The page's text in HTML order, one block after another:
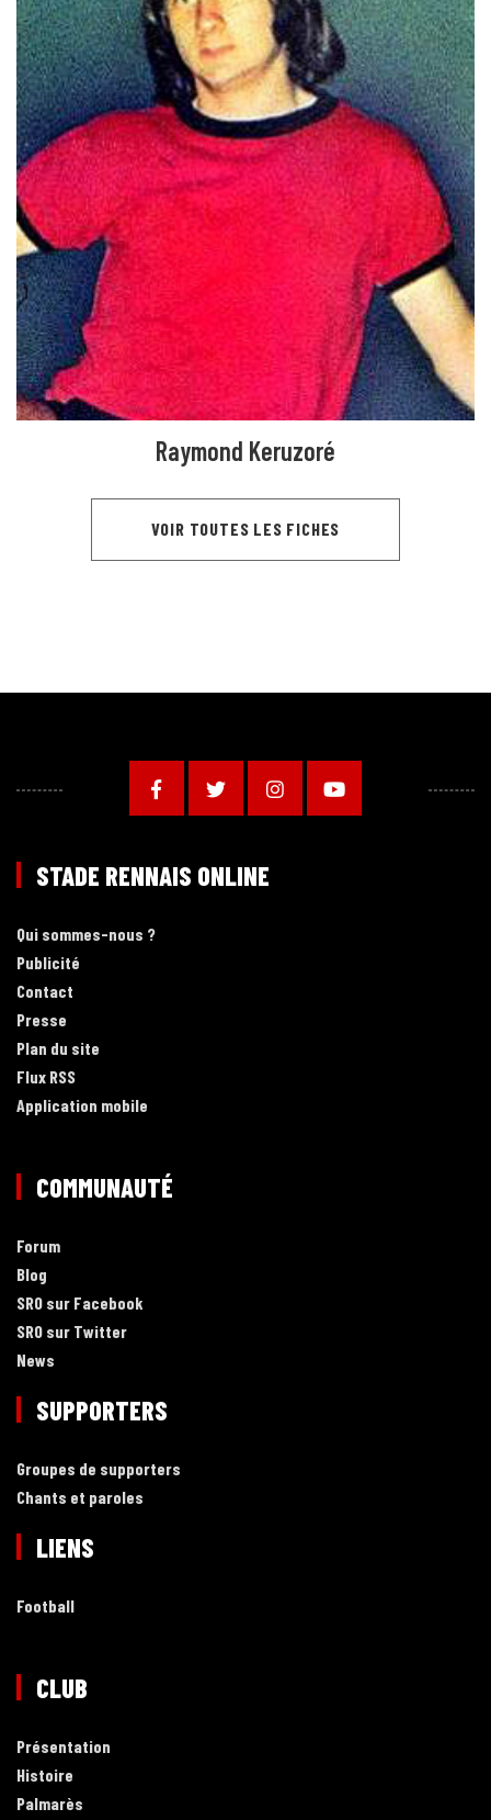
Raymond Keruzoré
VOIR TOUTES LES FICHES
STADE RENNAIS ONLINE
Qui sommes-nous ?
Publicité
Contact
Presse
Plan du site
Flux RSS
Application mobile
COMMUNAUTÉ
Forum
Blog
SRO sur Facebook
SRO sur Twitter
News
SUPPORTERS
Groupes de supporters
Chants et paroles
LIENS
Football
CLUB
Présentation
Histoire
Palmarès